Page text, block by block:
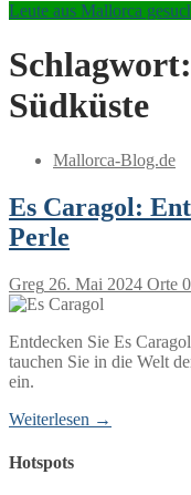
Leute aus Mallorca
Schlagwort:
Südküste
Mallorca-Blog.de
Es Caragol:
Perle
Greg 26. Mai 2024 Orte
Entdecken Sie Es
tauchen Sie in die Welt
ein.
Weiterlesen →
Hotspots